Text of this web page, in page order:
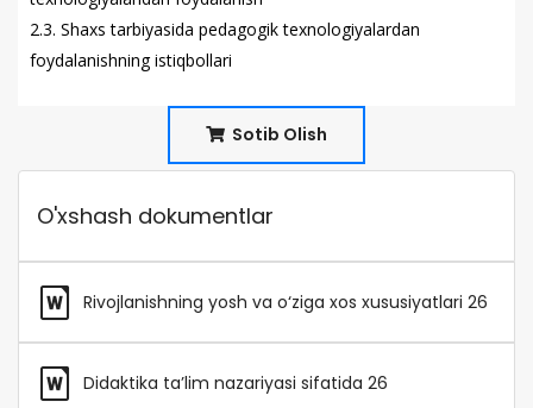
2.3. Shaxs tarbiyasida pedagogik texnologiyalardan
foydalanishning istiqbollari
Sotib Olish
O'xshash dokumentlar
Rivojlanishning yosh va o‘ziga xos xususiyatlari 26
Didaktika ta’lim nazariyasi sifatida 26